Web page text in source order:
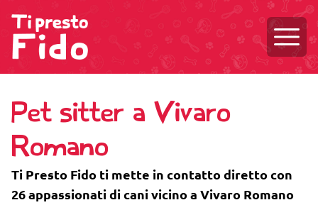
Pet sitter a Vivaro
Romano
Ti Presto Fido ti mette in contatto diretto con
26 appassionati di cani vicino a Vivaro Romano